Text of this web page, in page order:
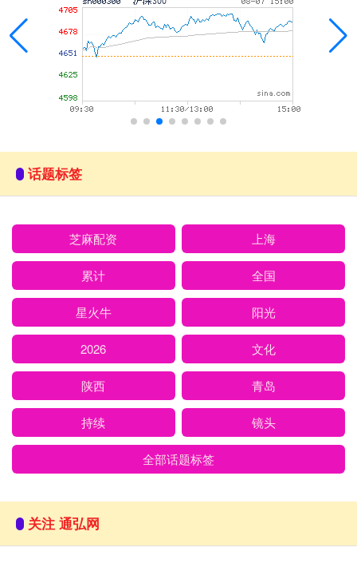
话题标签
芝麻配资 上海
累计 全国
星火牛 阳光
2026 文化
陕西 青岛
持续 镜头
全部话题标签
关注 通弘网